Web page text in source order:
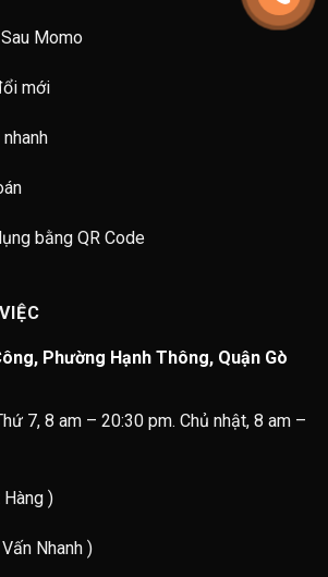
Momo
mới
bằng QR Code
Phường Hạnh Thông, Quận Gò
7, 8 am – 20:30 pm. Chủ nhật, 8 am –
)
Nhanh )